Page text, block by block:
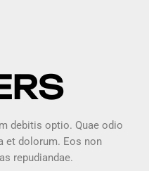
debitis optio. Quae odio
et dolorum. Eos non
repudiandae.